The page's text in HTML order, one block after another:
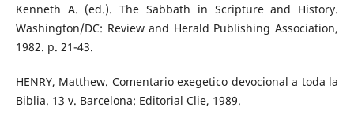
Kenneth A. (ed.). The Sabbath in Scripture and History.
Washington/DC: Review and Herald Publishing Association,
1982. p. 21-43.
HENRY, Matthew. Comentario exegetico devocional a toda la
Biblia. 13 v. Barcelona: Editorial Clie, 1989.